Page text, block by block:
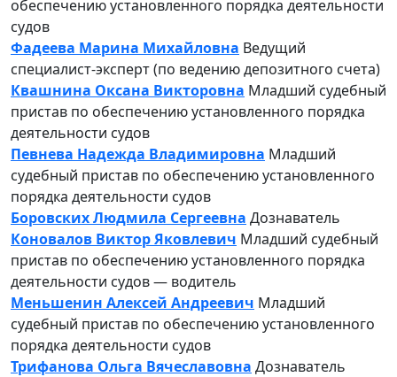
обеспечению установленного порядка деятельности
судов
Фадеева Марина Михайловна Ведущий
специалист-эксперт (по ведению депозитного счета)
Квашнина Оксана Викторовна Младший судебный
пристав по обеспечению установленного порядка
деятельности судов
Певнева Надежда Владимировна Младший
судебный пристав по обеспечению установленного
порядка деятельности судов
Боровских Людмила Сергеевна Дознаватель
Коновалов Виктор Яковлевич Младший судебный
пристав по обеспечению установленного порядка
деятельности судов — водитель
Меньшенин Алексей Андреевич Младший
судебный пристав по обеспечению установленного
порядка деятельности судов
Трифанова Ольга Вячеславовна Дознаватель